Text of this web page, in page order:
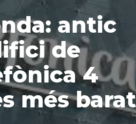
antic
de
4
més barat